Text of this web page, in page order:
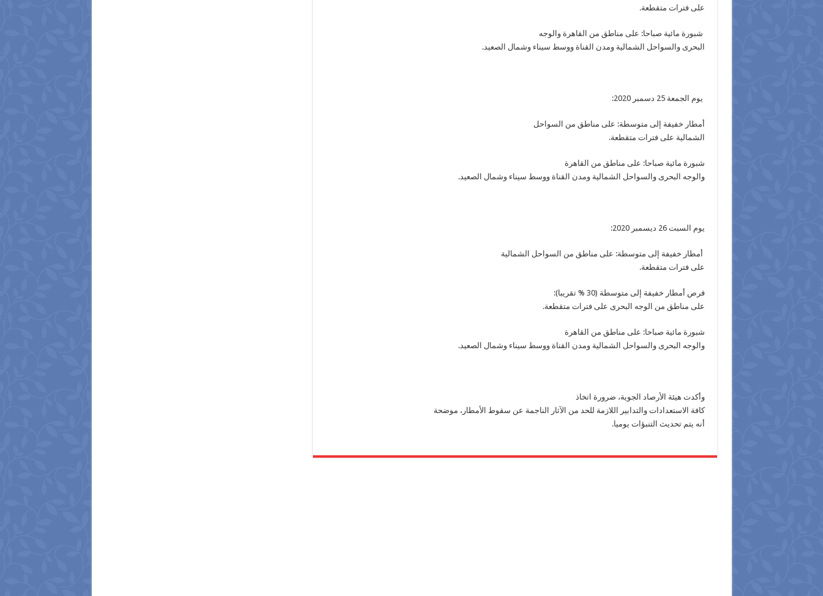
على فترات متقطعة.
شبورة مائية صباحا: على مناطق من القاهرة والوجه
البحرى والسواحل الشمالية ومدن القناة ووسط سيناء وشمال الصعيد.
يوم الجمعة 25 دسمبر 2020:
أمطار خفيفة إلى متوسطة: على مناطق من السواحل
الشمالية على فترات متقطعة.
شبورة مائية صباحا: على مناطق من القاهرة
والوجه البحرى والسواحل الشمالية ومدن القناة ووسط سيناء وشمال الصعيد.
يوم السبت 26 ديسمبر 2020:
أمطار خفيفة إلى متوسطة: على مناطق من السواحل الشمالية
على فترات متقطعة.
فرص أمطار خفيفة إلى متوسطة (30 % تقريبا):
على مناطق من الوجه البحرى على فترات متقطعة.
شبورة مائية صباحا: على مناطق من القاهرة
والوجه البحرى والسواحل الشمالية ومدن القناة ووسط سيناء وشمال الصعيد.
وأكدت هيئة الأرصاد الجوية، ضرورة اتخاذ
كافة الاستعدادات والتدابير اللازمة للحد من الآثار الناجمة عن سقوط الأمطار، موضحة
أنه يتم تحديث التنبؤات يوميا.